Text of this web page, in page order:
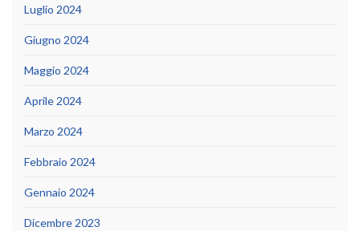
Luglio 2024
Giugno 2024
Maggio 2024
Aprile 2024
Marzo 2024
Febbraio 2024
Gennaio 2024
Dicembre 2023